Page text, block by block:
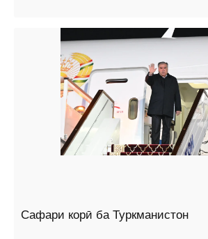
Сафари корӣ ба Туркманистон